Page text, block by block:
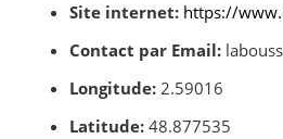
Site internet: https://
Contact par Email:
Longitude: 2.59016
Latitude: 48.877535